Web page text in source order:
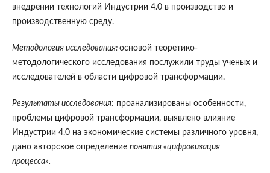
внедрении технологий Индустрии 4.0 в производство и
производственную среду.
Методология исследования: основой теоретико-
методологического исследования послужили труды ученых и
исследователей в области цифровой трансформации.
Результаты исследования: проанализированы особенности,
проблемы цифровой трансформации, выявлено влияние
Индустрии 4.0 на экономические системы различного уровня,
дано авторское определение понятия «цифровизация
процесса».